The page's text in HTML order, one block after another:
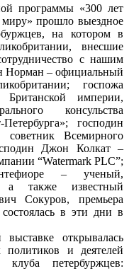
программы «300 лет
миру» прошло выездное
на котором в
внесшие
с нашим
Норман – официальный
госпожа
империи,
консульства
господин
Всемирного
Джон Колкат –
“Watermark PLC”;
– ученый,
а также известный
Сокуров, премьера
в эти дни в
открывалась
политиков и деятелей
петербуржцев: